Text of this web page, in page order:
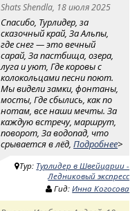
Shats Shendla, 18 июля 2025
Спасибо, Турлидер, за
сказочный край, За Альпы,
где снег — это вечный
сарай, За пастбища, озера,
луга и уют, Где коровы с
колокольцами песни поют.
Мы видели замки, фонтаны,
мосты, Где сбылись, как по
нотам, все наши мечты. За
каждую встречу, маршрут,
поворот, За водопад, что
срывается в лёд,Подробнее>
Тур: Турлидер в Швейцарии -
Ледниковый экспресс
Гид:Инна Когосова